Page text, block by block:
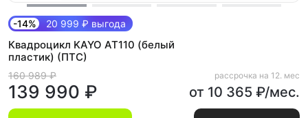
-14% 20 999 ₽ выгода
Квадроцикл KAYO AT110 (белый
пластик) (ПТС)
160 989 ₽
139 990 ₽
рассрочка на 12. мес
от 10 365 ₽/мес.